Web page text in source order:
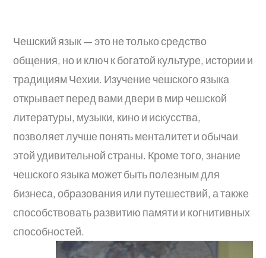
Чешский язык — это не только средство
общения, но и ключ к богатой культуре, истории и
традициям Чехии. Изучение чешского языка
открывает перед вами двери в мир чешской
литературы, музыки, кино и искусства,
позволяет лучше понять менталитет и обычаи
этой удивительной страны. Кроме того, знание
чешского языка может быть полезным для
бизнеса, образования или путешествий, а также
способствовать развитию памяти и когнитивных
способностей.